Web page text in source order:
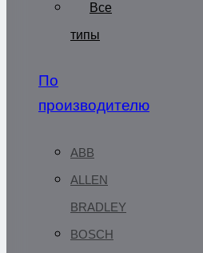
Все
типы
По
производителю
ABB
ALLEN
BRADLEY
BOSCH